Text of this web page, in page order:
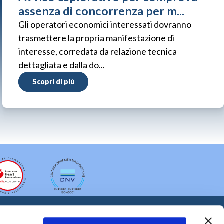
assenza di concorrenza per m...
Gli operatori economici interessati dovranno
trasmettere la propria manifestazione di
interesse, corredata da relazione tecnica
dettagliata e dalla do...
Scopri di più